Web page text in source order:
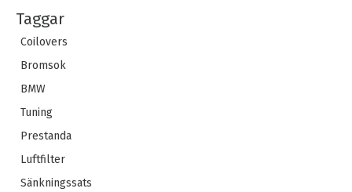
Taggar
Coilovers
Bromsok
BMW
Tuning
Prestanda
Luftfilter
Sänkningssats